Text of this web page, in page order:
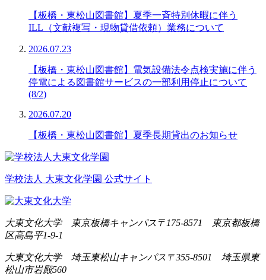
【板橋・東松山図書館】夏季一斉特別休暇に伴う
ILL（文献複写・現物貸借依頼）業務について
2026.07.23
【板橋・東松山図書館】電気設備法令点検実施に伴う
停電による図書館サービスの一部利用停止について
(8/2)
2026.07.20
【板橋・東松山図書館】夏季長期貸出のお知らせ
学校法人 大東文化学園 公式サイト
大東文化大学 東京板橋キャンパス 〒175-8571 東京都板橋
区高島平1-9-1
大東文化大学 埼玉東松山キャンパス 〒355-8501 埼玉県東
松山市岩殿560